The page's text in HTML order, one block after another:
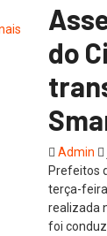
do
Admin
Prefeitos
terça-feira
realizada
foi